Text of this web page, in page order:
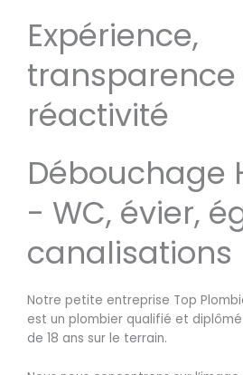
Expérience,
transparence
réactivité
Débouchage
- WC, évier,
canalisations
Notre petite entreprise Top
est un plombier qualifié et diplômé
de 18 ans sur le terrain.